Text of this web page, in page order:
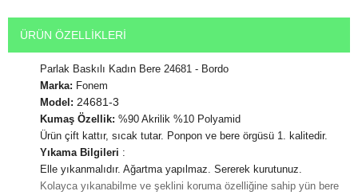
ÜRÜN ÖZELLIKLERI
Parlak Baskılı Kadın Bere 24681 - Bordo
Marka: Fonem
Model: 24681-3
Kumaş Özellik: %90 Akrilik %10 Polyamid
Ürün çift kattır, sıcak tutar. Ponpon ve bere örgüsü 1. kalitedir.
Yıkama Bilgileri :
Elle yıkanmalıdır. Ağartma yapılmaz. Sererek kurutunuz.
Kolayca yıkanabilme ve şeklini koruma özelliğine sahip yün bere